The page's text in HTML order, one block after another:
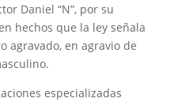
Daniel “N”, por su
hechos que la ley señala
agravado, en agravio de
especializadas